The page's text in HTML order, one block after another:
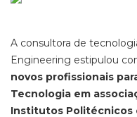
A consultora de
Engineering estipulou
novos profissionais
Tecnologia em
Institutos Politécnicos